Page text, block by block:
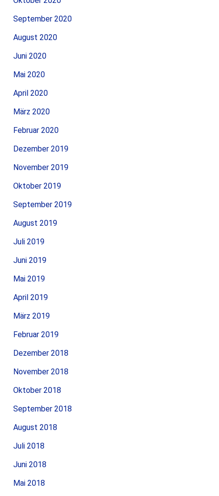
September 2020
August 2020
Juni 2020
Mai 2020
April 2020
März 2020
Februar 2020
Dezember 2019
November 2019
Oktober 2019
September 2019
August 2019
Juli 2019
Juni 2019
Mai 2019
April 2019
März 2019
Februar 2019
Dezember 2018
November 2018
Oktober 2018
September 2018
August 2018
Juli 2018
Juni 2018
Mai 2018